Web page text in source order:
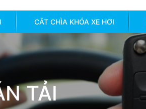
CẮT CHÌA KHÓA XE HƠI
TẢI